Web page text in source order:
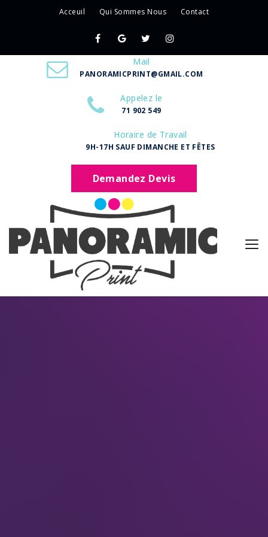
Acceuil Qui Sommes Nous Contact
Mail
PANORAMICPRINT@GMAIL.COM
Appelez le
71 902 549
Horaire de Travail
9H-17H SAUF DIMANCHE ET FÊTES
Demandez Devis